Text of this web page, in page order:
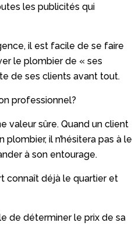
les publicités qui
il est facile de se faire
le plombier de « ses
de ses clients avant tout.
professionnel?
valeur sûre. Quand un client
il n’hésitera pas à le
à son entourage.
connaît déjà le quartier et
de déterminer le prix de sa